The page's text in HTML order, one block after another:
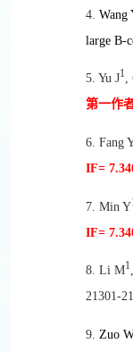
4. Wang
large B-
5. Yu J1,
第一作
6. Fang
IF=
7. Min Y
IF=
8. Li M1
21301-
9. Zuo